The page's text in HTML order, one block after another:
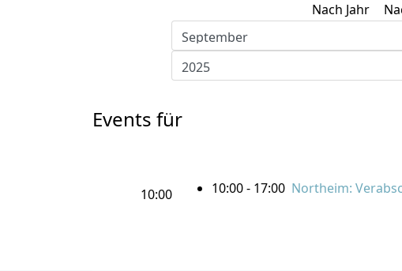
Nach Jahr
Events für
10:00
10:00 - 17:00 Northeim: